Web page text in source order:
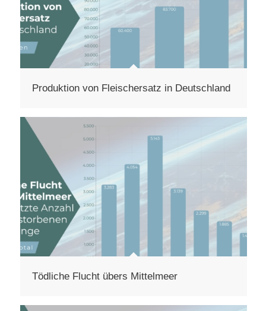
Produktion von Fleischersatz in Deutschland
Tödliche Flucht übers Mittelmeer